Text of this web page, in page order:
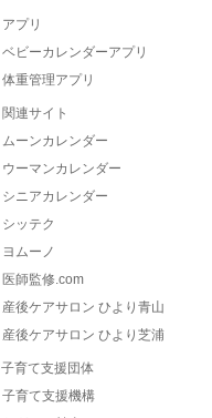
アプリ
ベビーカレンダーアプリ
体重管理アプリ
関連サイト
ムーンカレンダー
ウーマンカレンダー
シニアカレンダー
シッテク
ヨムーノ
医師監修.com
産後ケアサロン ひより青山
産後ケアサロン ひより芝浦
子育て支援団体
子育て支援機構